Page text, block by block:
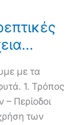
με τα
1. Τρόπος
Περίοδοι
των